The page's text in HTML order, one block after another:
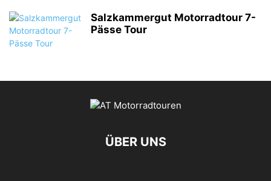
Salzkammergut Motorradtour 7-
Pässe Tour
ÜBER UNS